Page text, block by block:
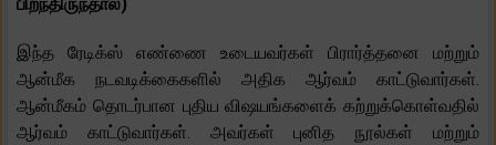
இந்த ரேடிக்ஸ் எண்ணை உடையவர்கள் பிரார்த்தனை மற்றும்
ஆன்மீக நடவடிக்கைகளில் அதிக ஆர்வம் காட்டுவார்கள்.
ஆன்மீகம் தொடர்பான புதிய விஷயங்களைக் கற்றுக்கொள்வதில்
ஆர்வம் காட்டுவார்கள். அவர்கள் புனித நூல்கள் மற்றும்